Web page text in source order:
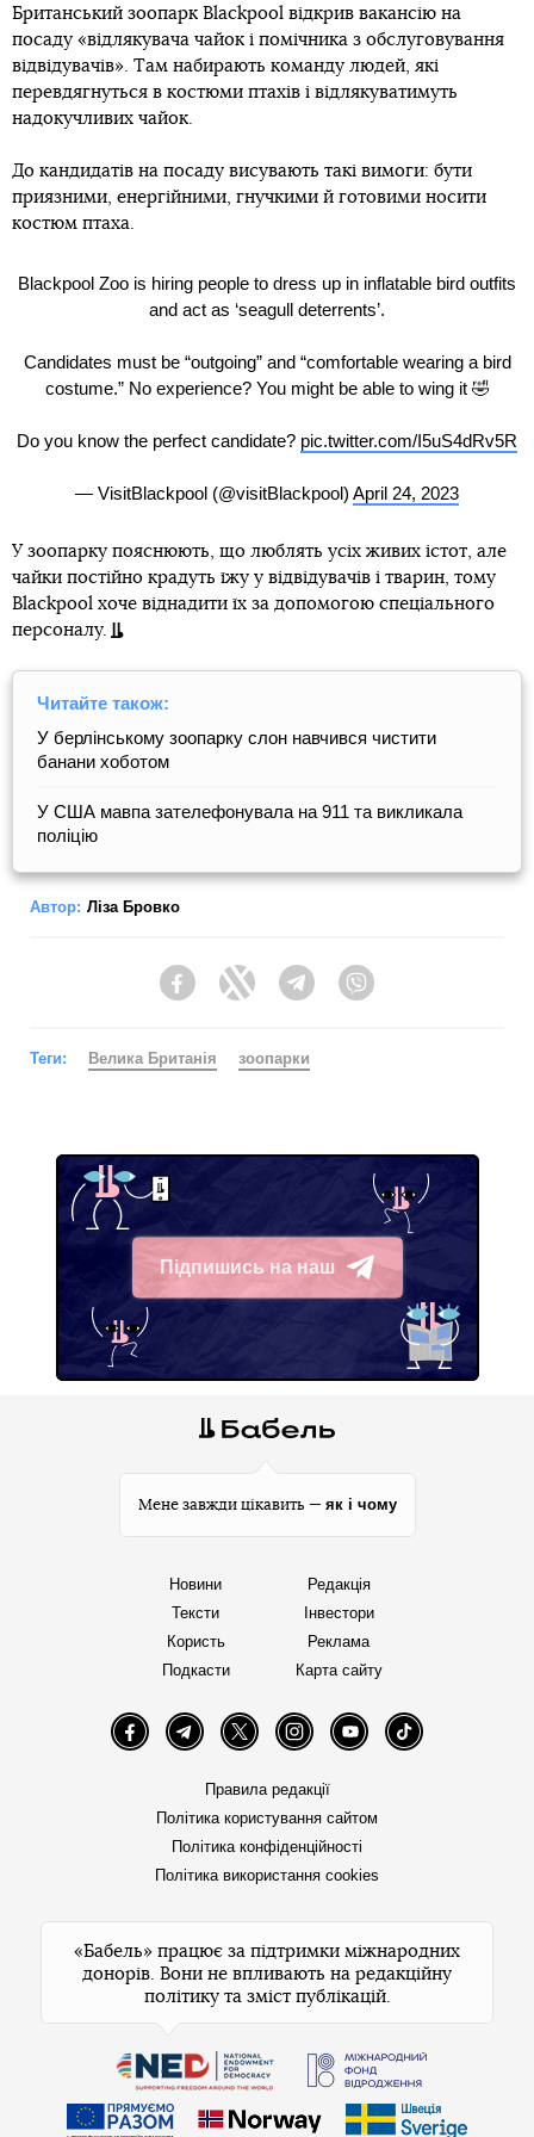
Британський зоопарк Blackpool відкрив вакансію на
посаду «відлякувача чайок і помічника з обслуговування
відвідувачів». Там набирають команду людей, які
перевдягнуться в костюми птахів і відлякуватимуть
надокучливих чайок.
До кандидатів на посаду висувають такі вимоги: бути
приязними, енергійними, гнучкими й готовими носити
костюм птаха.
Blackpool Zoo is hiring people to dress up in inflatable bird outfits
and act as ‘seagull deterrents’.
Candidates must be “outgoing” and “comfortable wearing a bird
costume.” No experience? You might be able to wing it 🤣
Do you know the perfect candidate? pic.twitter.com/I5uS4dRv5R
— VisitBlackpool (@visitBlackpool) April 24, 2023
У зоопарку пояснюють, що люблять усіх живих істот, але
чайки постійно крадуть їжу у відвідувачів і тварин, тому
Blackpool хоче віднадити їх за допомогою спеціального
персоналу.
Читайте також:
У берлінському зоопарку слон навчився чистити
банани хоботом
У США мавпа зателефонувала на 911 та викликала
поліцію
Автор: Ліза Бровко
FacebookTwitter Telegram
Теги: Велика Британія зоопарки
Підпишись на наш
Telegram
Мене завжди цікавить — як і чому
Новини
Тексти
Користь
Подкасти
Редакція
Інвестори
Реклама
Карта сайту
FacebookTelegramTwitter InstagramYouTube TikTok
Правила редакції
Політика користування сайтом
Політика конфіденційності
Політика використання cookies
«Бабель» працює за підтримки міжнародних
донорів. Вони не впливають на редакційну
політику та зміст публікацій.